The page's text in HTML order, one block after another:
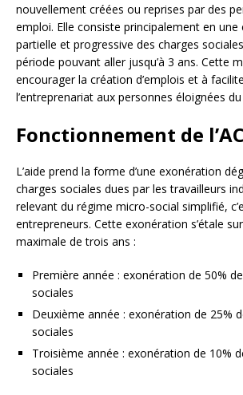
nouvellement créées ou reprises par des
emploi. Elle consiste principalement en une
partielle et progressive des charges
période pouvant aller jusqu’à 3 ans. Cette
encourager la création d’emplois et à
l’entreprenariat aux personnes éloignées
Fonctionnement de
L’aide prend la forme d’une exonération
charges sociales dues par les travailleurs
relevant du régime micro-social simplifié,
entrepreneurs. Cette exonération s’étale
maximale de trois ans :
Première année : exonération de 50%
sociales
Deuxième année : exonération de 25%
sociales
Troisième année : exonération de 10%
sociales